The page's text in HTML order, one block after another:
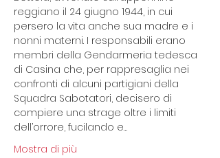
reggiano il 24 giugno 1944, in cui
persero la vita anche sua madre e i
nonni materni. I responsabili erano
membri della Gendarmeria tedesca
di Casina che, per rappresaglia nei
confronti di alcuni partigiani della
Squadra Sabotatori, decisero di
compiere una strage oltre i limiti
dell’orrore, fucilando e…
Mostra di più